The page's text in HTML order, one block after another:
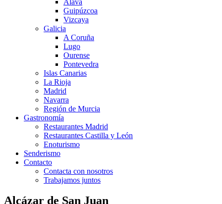
Guipúzcoa
Vizcaya
Galicia
A Coruña
Lugo
Ourense
Pontevedra
Islas Canarias
La Rioja
Madrid
Navarra
Región de Murcia
Gastronomía
Restaurantes Madrid
Restaurantes Castilla y León
Enoturismo
Senderismo
Contacto
Contacta con nosotros
Trabajamos juntos
Alcázar de San Juan